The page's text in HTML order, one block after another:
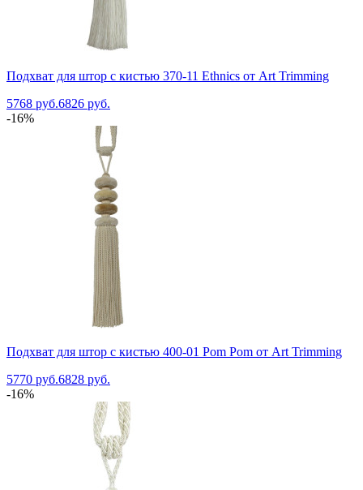
Подхват для штор с кистью 370-11 Ethnics от Art Trimming
5768 руб.6826 руб.
-16%
Подхват для штор с кистью 400-01 Pom Pom от Art Trimming
5770 руб.6828 руб.
-16%